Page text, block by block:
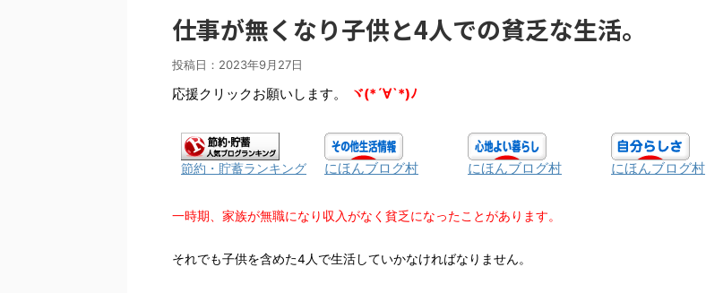
仕事が無くなり子供と4人での貧乏な生活。
投稿日： 2023年9月27日
応援クリックお願いします。 ヾ(*´∀`*)ﾉ
節約・貯蓄ランキング にほんブログ村 にほんブログ村 にほんブログ村
一時期、家族が無職になり収入がなく貧乏になったことがあります。
それでも子供を含めた4人で生活していかなければなりません。